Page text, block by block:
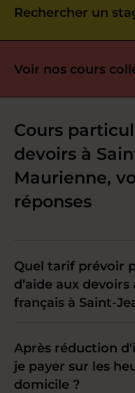
Rechercher un
Voir nos cours
Cours
devoirs à
Maurienne,
réponses
Quel tarif prévoir
d’aide aux
français à Saint-
Après réduction
je payer sur les
domicile ?